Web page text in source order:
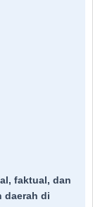
faktual, dan
daerah di